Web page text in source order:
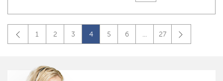
1 2 3 4 5 6 ... 27